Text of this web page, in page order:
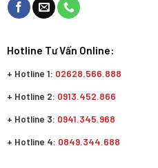
Hotline Tư Vấn Online:
+ Hotline 1: 02628.566.888
+ Hotline 2: 0913.452.866
+ Hotline 3: 0941.345.968
+ Hotline 4: 0849.344.688